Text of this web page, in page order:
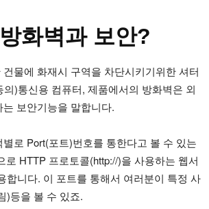
화벽과 보안?
물에 화재시 구역을 차단시키기위한 셔터
)통신용 컴퓨터, 제품에서의 방화벽은 외
보안기능을 말합니다.
로 Port(포트)번호를 통한다고 볼 수 있는
로 HTTP 프로토콜(http://)을 사용하는 웹서
합니다. 이 포트를 통해서 여러분이 특정 사
)등을 볼 수 있죠.